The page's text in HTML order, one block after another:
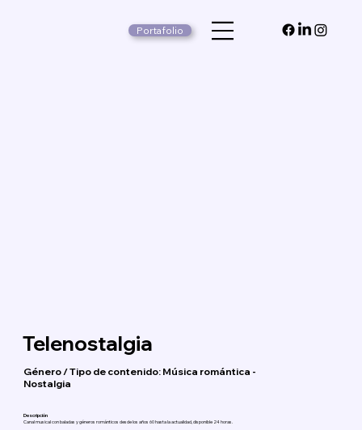
Portafolio
Telenostalgia
Género / Tipo de contenido: Música romántica -
Nostalgia
Descripción
Canal musical con baladas y géneros románticos desde los años 60 hasta la actualidad, disponible 24 horas.